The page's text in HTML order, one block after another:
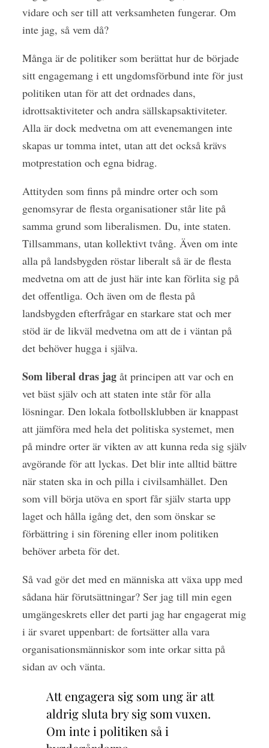
vidare och ser till att verksamheten fungerar. Om
inte jag, så vem då?
Många är de politiker som berättat hur de började
sitt engagemang i ett ungdomsförbund inte för just
politiken utan för att det ordnades dans,
idrottsaktiviteter och andra sällskapsaktiviteter.
Alla är dock medvetna om att evenemangen inte
skapas ur tomma intet, utan att det också krävs
motprestation och egna bidrag.
Attityden som finns på mindre orter och som
genomsyrar de flesta organisationer står lite på
samma grund som liberalismen. Du, inte staten.
Tillsammans, utan kollektivt tvång. Även om inte
alla på landsbygden röstar liberalt så är de flesta
medvetna om att de just här inte kan förlita sig på
det offentliga. Och även om de flesta på
landsbygden efterfrågar en starkare stat och mer
stöd är de likväl medvetna om att de i väntan på
det behöver hugga i själva.
Som liberal dras jagåt principen att var och en
vet bäst själv och att staten inte står för alla
lösningar. Den lokala fotbollsklubben är knappast
att jämföra med hela det politiska systemet, men
på mindre orter är vikten av att kunna reda sig själv
avgörande för att lyckas. Det blir inte alltid bättre
när staten ska in och pilla i civilsamhället. Den
som vill börja utöva en sport får själv starta upp
laget och hålla igång det, den som önskar se
förbättring i sin förening eller inom politiken
behöver arbeta för det.
Så vad gör det med en människa att växa upp med
sådana här förutsättningar? Ser jag till min egen
umgängeskrets eller det parti jag har engagerat mig
i är svaret uppenbart: de fortsätter alla vara
organisationsmänniskor som inte orkar sitta på
sidan av och vänta.
Att engagera sig som ung är att
aldrig sluta bry sig som vuxen.
Om inte i politiken så i